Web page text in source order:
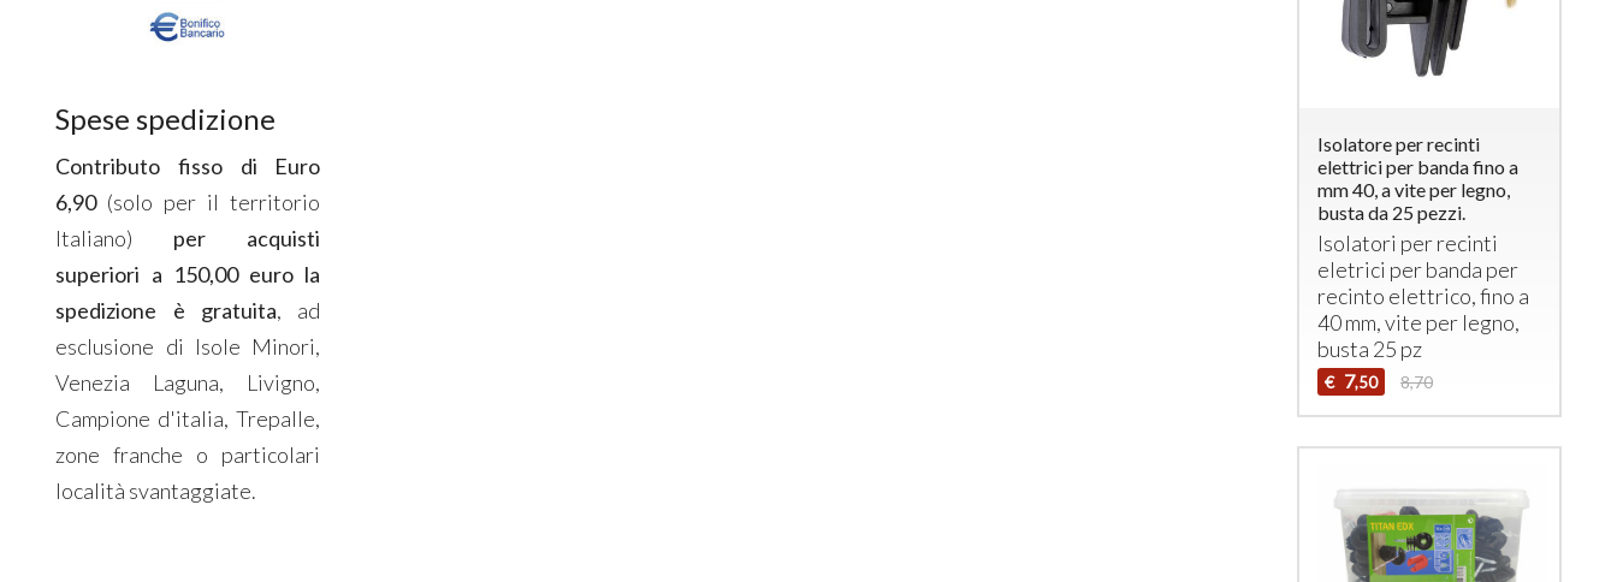
Spese spedizione
Contributo fisso di Euro
6,90(solo per il territorio
Italiano) per acquisti
superiori a 150,00 euro la
spedizione è gratuita, ad
esclusione di Isole Minori,
Venezia Laguna, Livigno,
Campione d'italia, Trepalle,
zone franche o particolari
località svantaggiate.
Isolatore per recinti
elettrici per banda fino a
mm 40, a vite per legno,
busta da 25 pezzi.
Isolatori per recinti
eletrici per banda per
recinto elettrico, fino a
40 mm, vite per legno,
busta 25 pz
€ 7,50 8,70